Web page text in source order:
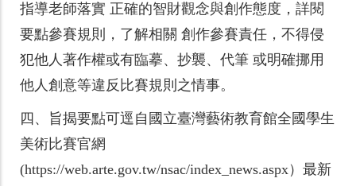
指導老師落實 正確的智財觀念與創作態度，詳閱
要點參賽規則，了解相關 創作參賽責任，不得侵
犯他人著作權或有臨摹、抄襲、代筆 或明確挪用
他人創意等違反比賽規則之情事。
四、 旨揭要點可逕自國立臺灣藝術教育館全國學生
美術比賽官網
(https://web.arte.gov.tw/nsac/index_news.aspx）最新